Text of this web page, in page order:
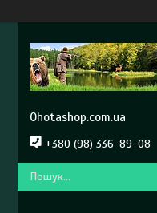
Ohotashop.com.ua
+380 (98) 336-89-08